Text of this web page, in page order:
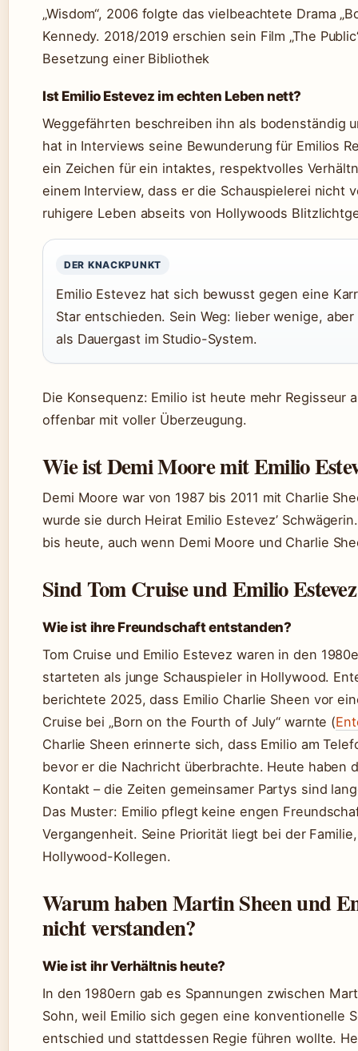
„Wisdom“, 2006 folgte das vielbeachtete Drama
Kennedy. 2018/2019 erschien sein Film „The
Besetzung einer Bibliothek
Ist Emilio Estevez im echten Leben nett?
Weggefährten beschreiben ihn als bodenständig
hat in Interviews seine Bewunderung für Emilios
ein Zeichen für ein intaktes, respektvolles
einem Interview, dass er die Schauspielerei nicht
ruhigere Leben abseits von Hollywoods
DER KNACKPUNKT
Emilio Estevez hat sich bewusst gegen eine
Star entschieden. Sein Weg: lieber wenige,
als Dauergast im Studio-System.
Die Konsequenz: Emilio ist heute mehr Regisseur
offenbar mit voller Überzeugung.
Wie ist Demi Moore mit Emilio
Demi Moore war von 1987 bis 2011 mit Charlie
wurde sie durch Heirat Emilio Estevez’
bis heute, auch wenn Demi Moore und Charlie
Sind Tom Cruise und Emilio
Wie ist ihre Freundschaft entstanden?
Tom Cruise und Emilio Estevez waren in den
starteten als junge Schauspieler in Hollywood.
berichtete 2025, dass Emilio Charlie Sheen vor
Cruise bei „Born on the Fourth of July“ warnte (
Charlie Sheen erinnerte sich, dass Emilio am
bevor er die Nachricht überbrachte. Heute haben
Kontakt – die Zeiten gemeinsamer Partys sind
Das Muster: Emilio pflegt keine engen
Vergangenheit. Seine Priorität liegt bei der
Hollywood-Kollegen.
Warum haben Martin Sheen und
nicht verstanden?
Wie ist ihr Verhältnis heute?
In den 1980ern gab es Spannungen zwischen
Sohn, weil Emilio sich gegen eine konventionelle
entschied und stattdessen Regie führen wollte.